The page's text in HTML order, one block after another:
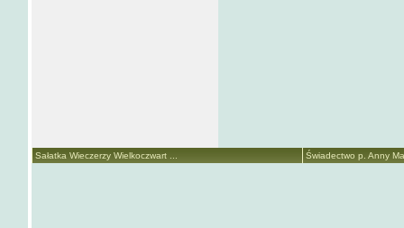
Sałatka Wieczerzy Wielkoczwart ... Świadectwo p. Anny